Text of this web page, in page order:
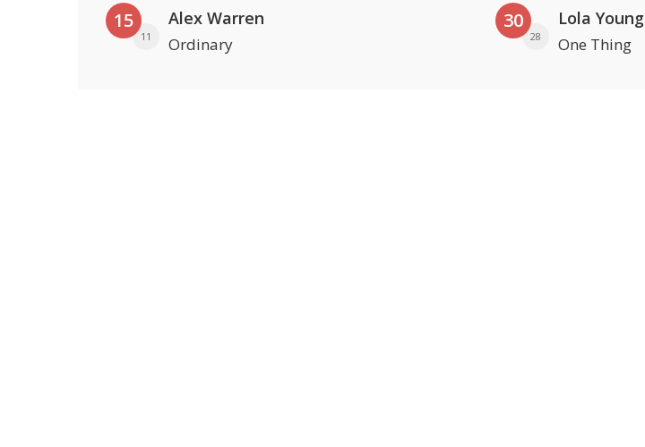
15
11
Alex Warren
Ordinary
30
28
Lola Young
One Thing